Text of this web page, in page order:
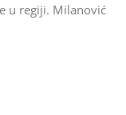
u regiji. Milanović